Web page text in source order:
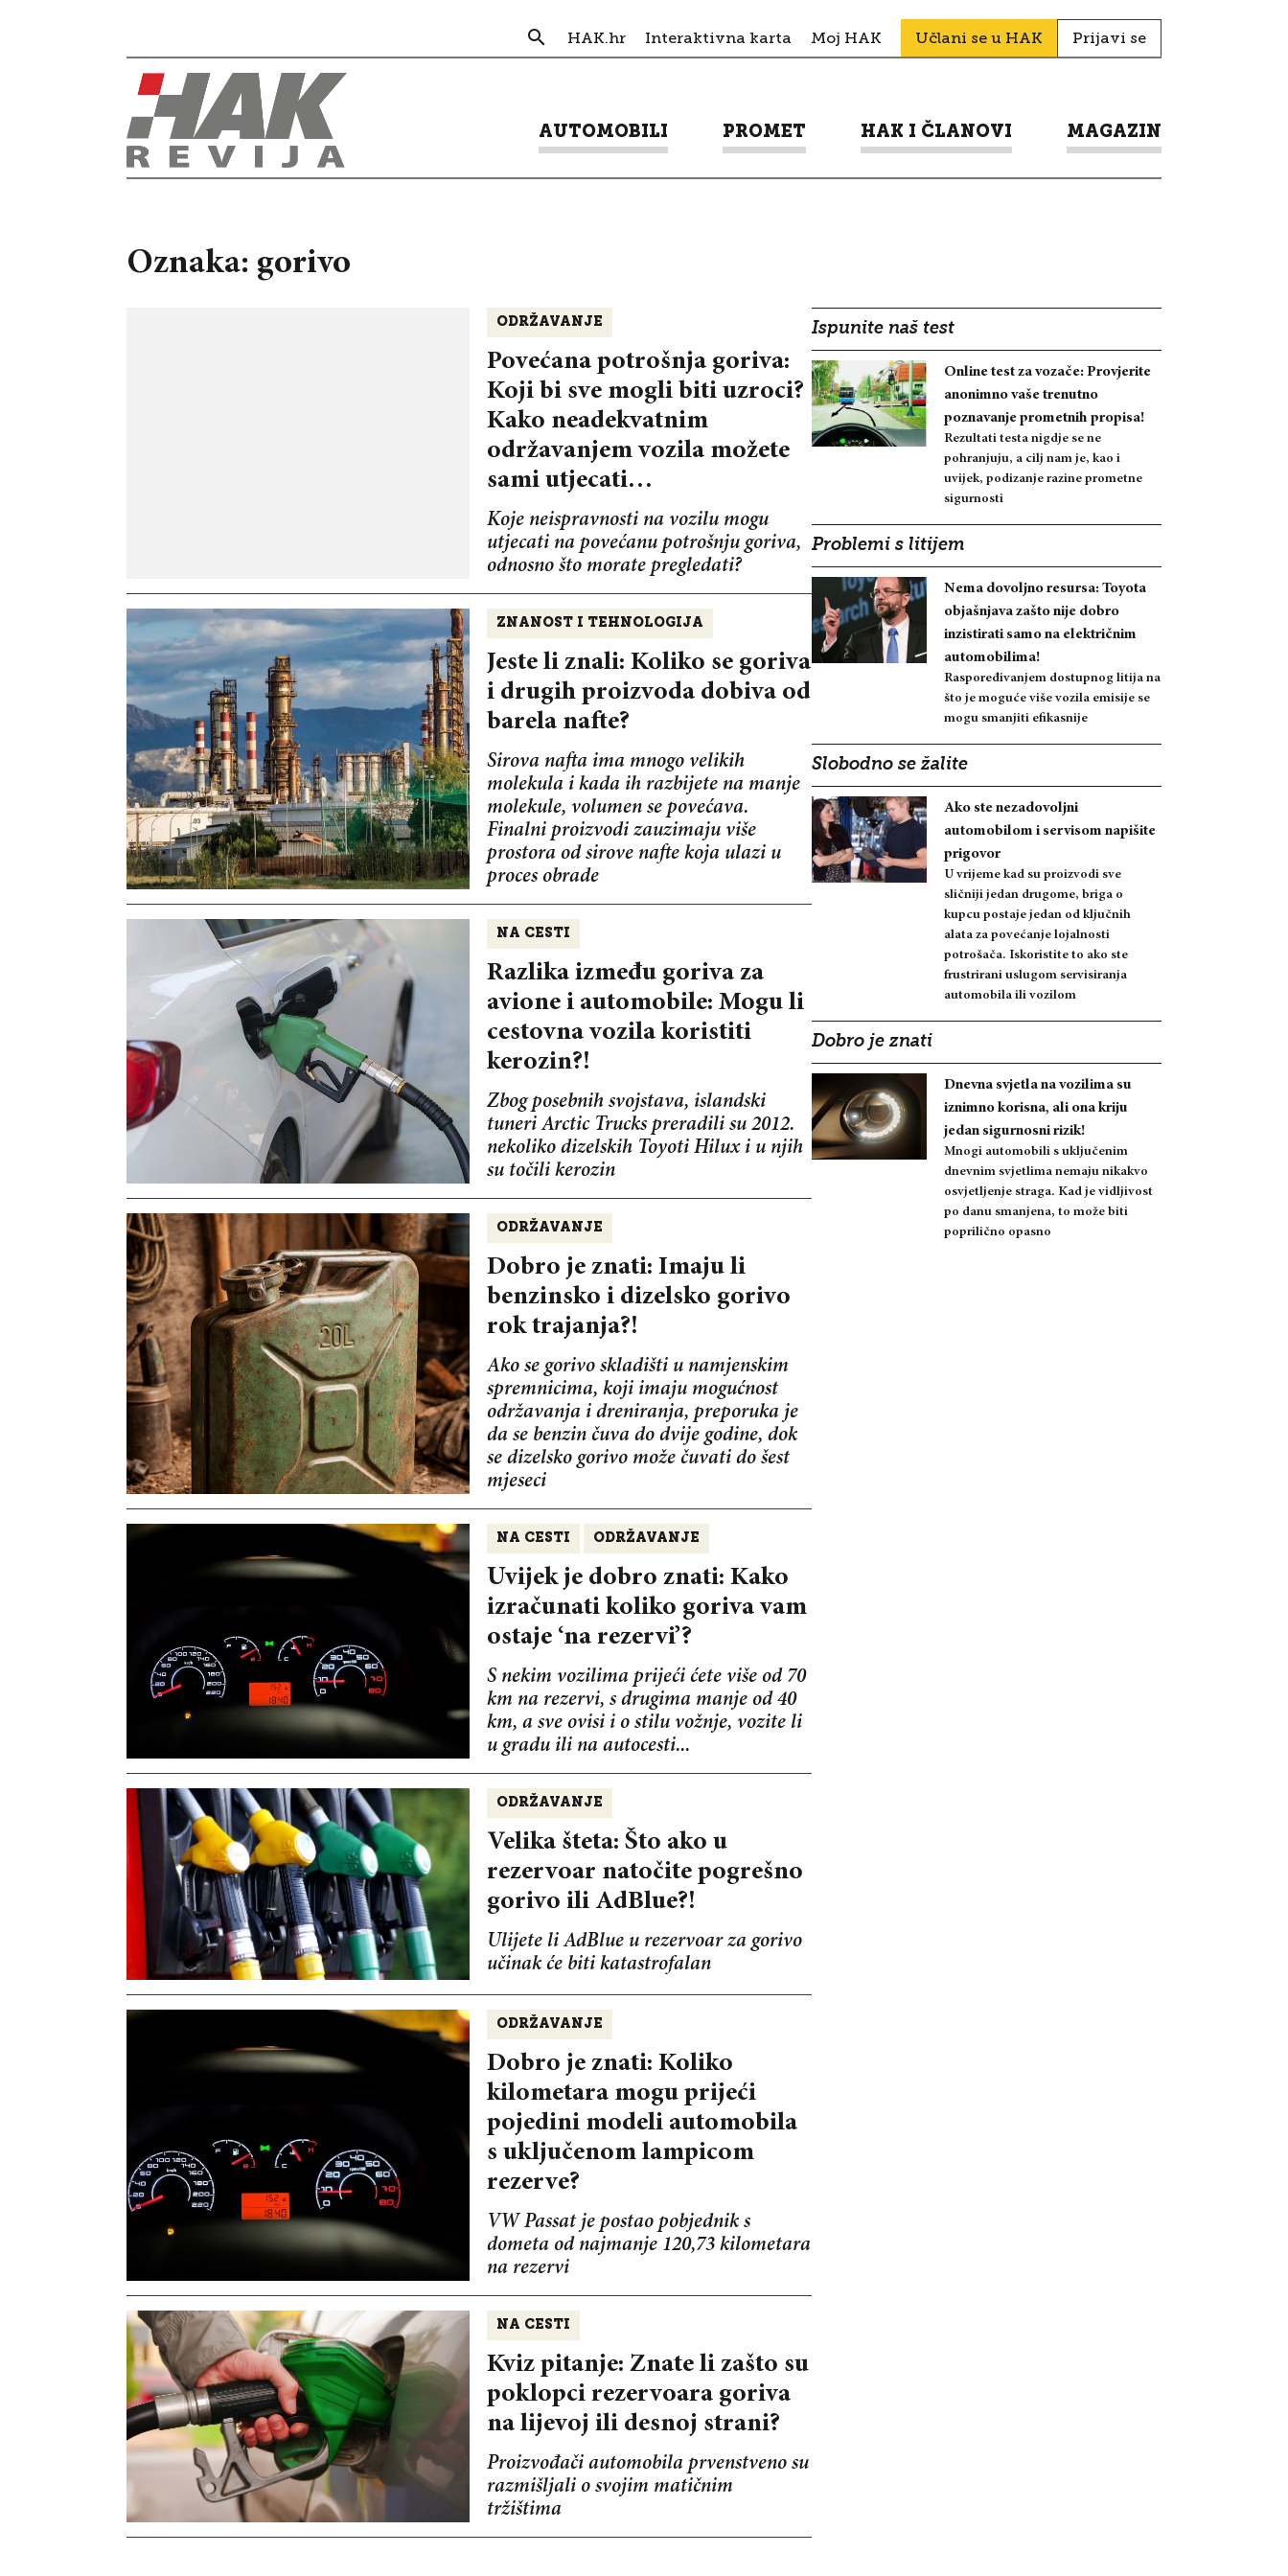
HAK.hr Interaktivna karta Moj HAK Učlani se u HAK Prijavi se
AUTOMOBILI PROMET HAK I ČLANOVI MAGAZIN
Oznaka: gorivo
ODRŽAVANJE
Povećana potrošnja goriva:
Koji bi sve mogli biti uzroci?
Kako neadekvatnim
održavanjem vozila možete
sami utjecati…
Koje neispravnosti na vozilu mogu
utjecati na povećanu potrošnju goriva,
odnosno što morate pregledati?
ZNANOST I TEHNOLOGIJA
Jeste li znali: Koliko se goriva
i drugih proizvoda dobiva od
barela nafte?
Sirova nafta ima mnogo velikih
molekula i kada ih razbijete na manje
molekule, volumen se povećava.
Finalni proizvodi zauzimaju više
prostora od sirove nafte koja ulazi u
proces obrade
NA CESTI
Razlika između goriva za
avione i automobile: Mogu li
cestovna vozila koristiti
kerozin?!
Zbog posebnih svojstava, islandski
tuneri Arctic Trucks preradili su 2012.
nekoliko dizelskih Toyoti Hilux i u njih
su točili kerozin
ODRŽAVANJE
Dobro je znati: Imaju li
benzinsko i dizelsko gorivo
rok trajanja?!
Ako se gorivo skladišti u namjenskim
spremnicima, koji imaju mogućnost
održavanja i dreniranja, preporuka je
da se benzin čuva do dvije godine, dok
se dizelsko gorivo može čuvati do šest
mjeseci
NA CESTI ODRŽAVANJE
Uvijek je dobro znati: Kako
izračunati koliko goriva vam
ostaje ‘na rezervi’?
S nekim vozilima prijeći ćete više od 70
km na rezervi, s drugima manje od 40
km, a sve ovisi i o stilu vožnje, vozite li
u gradu ili na autocesti...
ODRŽAVANJE
Velika šteta: Što ako u
rezervoar natočite pogrešno
gorivo ili AdBlue?!
Ulijete li AdBlue u rezervoar za gorivo
učinak će biti katastrofalan
ODRŽAVANJE
Dobro je znati: Koliko
kilometara mogu prijeći
pojedini modeli automobila
s uključenom lampicom
rezerve?
VW Passat je postao pobjednik s
dometa od najmanje 120,73 kilometara
na rezervi
NA CESTI
Kviz pitanje: Znate li zašto su
poklopci rezervoara goriva
na lijevoj ili desnoj strani?
Proizvođači automobila prvenstveno su
razmišljali o svojim matičnim
tržištima
Ispunite naš test
Online test za vozače: Provjerite
anonimno vaše trenutno
poznavanje prometnih propisa!
Rezultati testa nigdje se ne
pohranjuju, a cilj nam je, kao i
uvijek, podizanje razine prometne
sigurnosti
Problemi s litijem
Nema dovoljno resursa: Toyota
objašnjava zašto nije dobro
inzistirati samo na električnim
automobilima!
Raspoređivanjem dostupnog litija na
što je moguće više vozila emisije se
mogu smanjiti efikasnije
Slobodno se žalite
Ako ste nezadovoljni
automobilom i servisom napišite
prigovor
U vrijeme kad su proizvodi sve
sličniji jedan drugome, briga o
kupcu postaje jedan od ključnih
alata za povećanje lojalnosti
potrošača. Iskoristite to ako ste
frustrirani uslugom servisiranja
automobila ili vozilom
Dobro je znati
Dnevna svjetla na vozilima su
iznimno korisna, ali ona kriju
jedan sigurnosni rizik!
Mnogi automobili s uključenim
dnevnim svjetlima nemaju nikakvo
osvjetljenje straga. Kad je vidljivost
po danu smanjena, to može biti
poprilično opasno